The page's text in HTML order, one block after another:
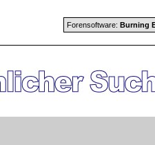
Forensoftware: Burning